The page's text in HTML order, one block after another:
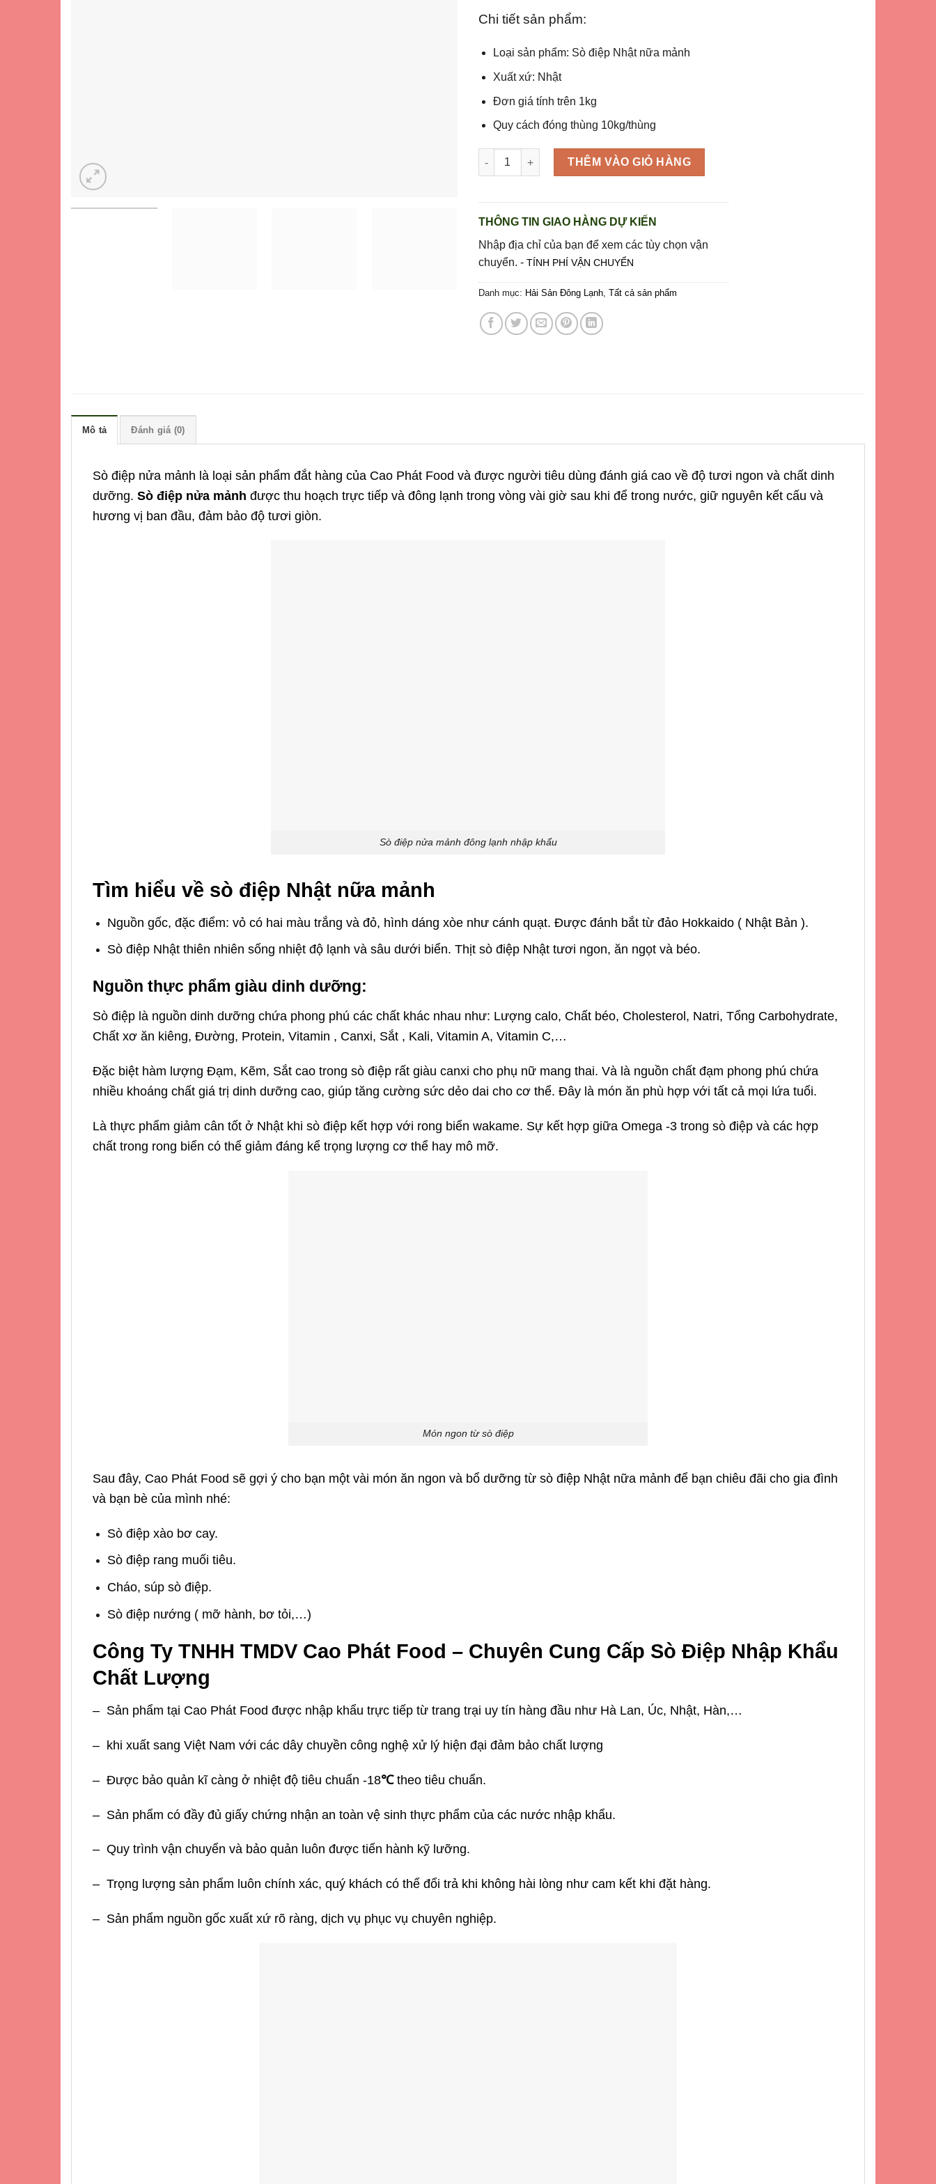
Chi tiết sản phẩm:
Loại sản phẩm: Sò điệp Nhật nữa mảnh
Xuất xứ: Nhật
Đơn giá tính trên 1kg
Quy cách đóng thùng 10kg/thùng
Sò điệp Nhật nguyên mảnh size 6-8 con/kg (nguyên thùng 20kg) số lượng
THÊM VÀO GIỎ HÀNG
THÔNG TIN GIAO HÀNG DỰ KIẾN
Nhập địa chỉ của bạn để xem các tùy chọn vận
chuyển. - TÍNH PHÍ VẬN CHUYỂN
Danh mục: Hải Sản Đông Lạnh Tất cả sản phẩm
Mô tả Đánh giá (0)
Sò điệp nửa mảnh là loại sản phẩm đắt hàng của Cao Phát Food và được người tiêu dùng đánh giá cao về độ tươi ngon và chất dinh
dưỡng. Sò điệp nửa mảnh được thu hoạch trực tiếp và đông lạnh trong vòng vài giờ sau khi để trong nước, giữ nguyên kết cấu và
hương vị ban đầu, đảm bảo độ tươi giòn.
Sò điệp nửa mảnh đông lạnh nhập khẩu
Tìm hiểu về sò điệp Nhật nữa mảnh
Nguồn gốc, đặc điểm: vỏ có hai màu trắng và đỏ, hình dáng xòe như cánh quạt. Được đánh bắt từ đảo Hokkaido ( Nhật Bản ).
Sò điệp Nhật thiên nhiên sống nhiệt độ lạnh và sâu dưới biển. Thịt sò điệp Nhật tươi ngon, ăn ngọt và béo.
Nguồn thực phẩm giàu dinh dưỡng:
Sò điệp là nguồn dinh dưỡng chứa phong phú các chất khác nhau như: Lượng calo, Chất béo, Cholesterol, Natri, Tổng Carbohydrate,
Chất xơ ăn kiêng, Đường, Protein, Vitamin , Canxi, Sắt , Kali, Vitamin A, Vitamin C,…
Đặc biệt hàm lượng Đạm, Kẽm, Sắt cao trong sò điệp rất giàu canxi cho phụ nữ mang thai. Và là nguồn chất đạm phong phú chứa
nhiều khoáng chất giá trị dinh dưỡng cao, giúp tăng cường sức dẻo dai cho cơ thể. Đây là món ăn phù hợp với tất cả mọi lứa tuổi.
Là thực phẩm giảm cân tốt ở Nhật khi sò điệp kết hợp với rong biển wakame. Sự kết hợp giữa Omega -3 trong sò điệp và các hợp
chất trong rong biển có thể giảm đáng kể trọng lượng cơ thể hay mô mỡ.
Món ngon từ sò điệp
Sau đây, Cao Phát Food sẽ gợi ý cho bạn một vài món ăn ngon và bổ dưỡng từ sò điệp Nhật nữa mảnh để bạn chiêu đãi cho gia đình
và bạn bè của mình nhé:
Sò điệp xào bơ cay.
Sò điệp rang muối tiêu.
Cháo, súp sò điệp.
Sò điệp nướng ( mỡ hành, bơ tỏi,…)
Công Ty TNHH TMDV Cao Phát Food – Chuyên Cung Cấp Sò Điệp Nhập Khẩu
Chất Lượng
– Sản phẩm tại Cao Phát Food được nhập khẩu trực tiếp từ trang trại uy tín hàng đầu như Hà Lan, Úc, Nhật, Hàn,…
– khi xuất sang Việt Nam với các dây chuyền công nghệ xử lý hiện đại đảm bảo chất lượng
– Được bảo quản kĩ càng ở nhiệt độ tiêu chuẩn -18℃theo tiêu chuẩn.
– Sản phẩm có đầy đủ giấy chứng nhận an toàn vệ sinh thực phẩm của các nước nhập khẩu.
– Quy trình vận chuyển và bảo quản luôn được tiến hành kỹ lưỡng.
– Trọng lượng sản phẩm luôn chính xác, quý khách có thể đổi trả khi không hài lòng như cam kết khi đặt hàng.
– Sản phẩm nguồn gốc xuất xứ rõ ràng, dịch vụ phục vụ chuyên nghiệp.